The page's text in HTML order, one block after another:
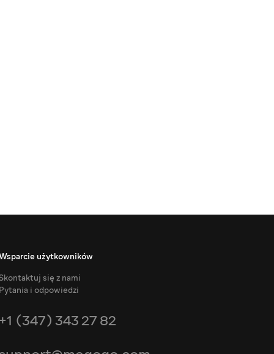
użytkowników
się z nami
Pytania i odpowiedzi
+1 (347) 343 27 82